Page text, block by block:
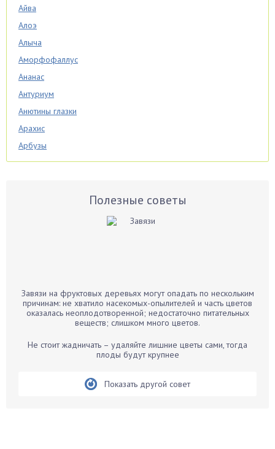
Айва
Алоэ
Алыча
Аморфофаллус
Ананас
Антуриум
Анютины глазки
Арахис
Арбузы
Аспарагус
Бархатцы
Бегония
Бирючина
Полезные советы
Завязи на фруктовых деревьях могут опадать по нескольким
причинам: не хватило насекомых-опылителей и часть цветов
оказалась неоплодотворенной; недостаточно питательных
веществ; слишком много цветов.
Не стоит жадничать – удаляйте лишние цветы сами, тогда
плоды будут крупнее
Показать другой совет